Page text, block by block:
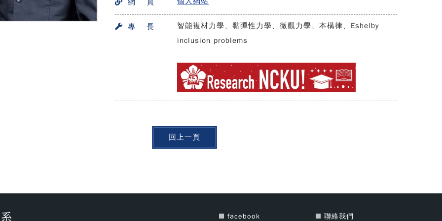
網 頁
專 長
智能複材力學、黏彈性力學、微觀力學、本構律、Eshelby
inclusion problems
回上一頁
facebook 聯絡我們